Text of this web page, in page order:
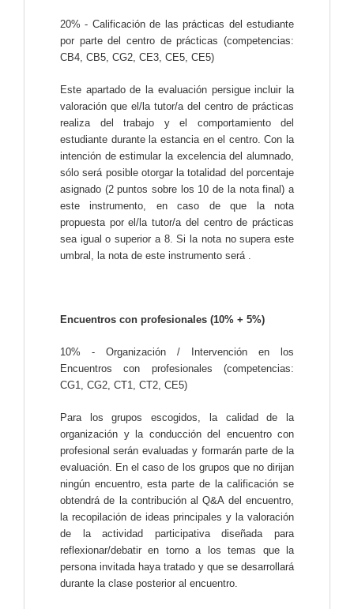
20% - Calificación de las prácticas del estudiante
por parte del centro de prácticas (competencias:
CB4, CB5, CG2, CE3, CE5, CE5)
Este apartado de la evaluación persigue incluir la
valoración que el/la tutor/a del centro de prácticas
realiza del trabajo y el comportamiento del
estudiante durante la estancia en el centro. Con la
intención de estimular la excelencia del alumnado,
sólo será posible otorgar la totalidad del porcentaje
asignado (2 puntos sobre los 10 de la nota final) a
este instrumento, en caso de que la nota
propuesta por el/la tutor/a del centro de prácticas
sea igual o superior a 8. Si la nota no supera este
umbral, la nota de este instrumento será .
Encuentros con profesionales (10% + 5%)
10% - Organización / Intervención en los
Encuentros con profesionales (competencias:
CG1, CG2, CT1, CT2, CE5)
Para los grupos escogidos, la calidad de la
organización y la conducción del encuentro con
profesional serán evaluadas y formarán parte de la
evaluación. En el caso de los grupos que no dirijan
ningún encuentro, esta parte de la calificación se
obtendrá de la contribución al Q&A del encuentro,
la recopilación de ideas principales y la valoración
de la actividad participativa diseñada para
reflexionar/debatir en torno a los temas que la
persona invitada haya tratado y que se desarrollará
durante la clase posterior al encuentro.